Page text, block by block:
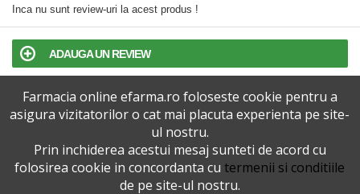
Inca nu sunt review-uri la acest produs !
ADAUGA UN REVIEW
TERMENI SI CONDITII
POLITICA DE CONFIDENTIALITATE
VERSIUNEA DESKTOP
Farmacia online efarma.ro foloseste cookie pentru a
asigura vizitatorilor o cat mai placuta experienta pe site-
ul nostru.
Prin inchiderea acestui mesaj sunteti de acord cu
folosirea cookie in concordanta cu termenii si conditiile
de pe site-ul nostru.